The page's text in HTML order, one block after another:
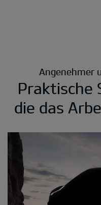
Angenehmer
Praktische
die das